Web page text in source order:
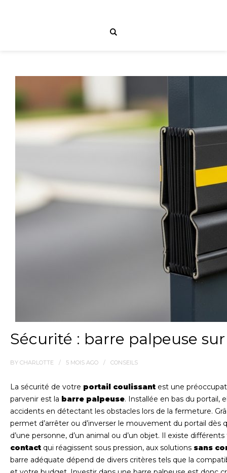
Sécurité : barre palpeuse
BY CHARLOTTE 5 MOIS AGO CONSEILS
La sécurité de votre portail coulissant est une
parvenir est la barre palpeuse. Installée en bas du portail,
accidents en détectant les obstacles lors de la fermeture.
permet d’arrêter ou d’inverser le mouvement du portail dès
d’une personne, d’un animal ou d’un objet. Il existe
contact qui réagissent sous pression, aux solutions sans
barre adéquate dépend de divers critères tels que la